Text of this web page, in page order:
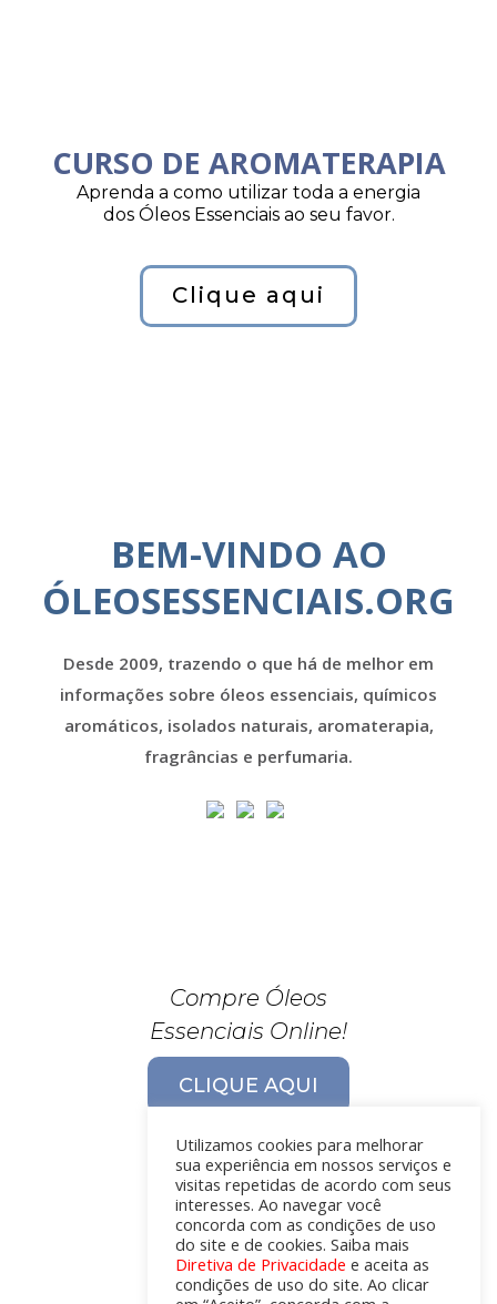
CURSO DE AROMATERAPIA
Aprenda a como utilizar toda a energia
dos Óleos Essenciais ao seu favor.
Clique aqui
BEM-VINDO AO
ÓLEOSESSENCIAIS.ORG
Desde 2009, trazendo o que há de melhor em
informações sobre óleos essenciais, químicos
aromáticos, isolados naturais, aromaterapia,
fragrâncias e perfumaria.
Compre Óleos
Essenciais Online!
CLIQUE AQUI
Utilizamos cookies para melhorar
sua experiência em nossos serviços e
visitas repetidas de acordo com seus
interesses. Ao navegar você
concorda com as condições de uso
do site e de cookies. Saiba mais
Diretiva de Privacidade e aceita as
condições de uso do site. Ao clicar